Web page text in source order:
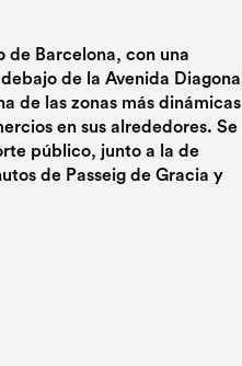
de Barcelona, con una
de la Avenida Diagonal
de las zonas más dinámicas
en sus alrededores. Se
público, junto a la de
de Passeig de Gracia y